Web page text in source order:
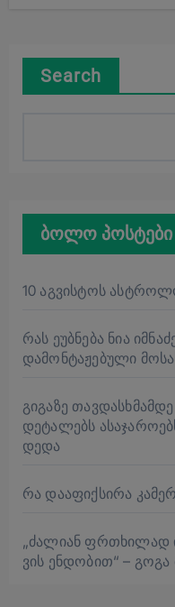
Search
ბოლო პოსტები
10 აგვისტოს
რას ეუბნება ნია
დამონტაჟებული
გიგაზე
დეტალებს
დედა
რა დააფიქსირა
„ძალიან ფრთხილად
ვის ენდობით“ – გოგა